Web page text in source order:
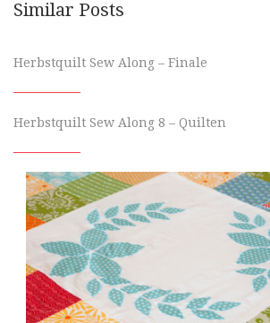
Similar Posts
Herbstquilt Sew Along – Finale
Herbstquilt Sew Along 8 – Quilten